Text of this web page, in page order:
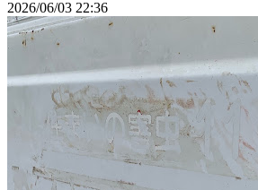
2026/06/03 22:36